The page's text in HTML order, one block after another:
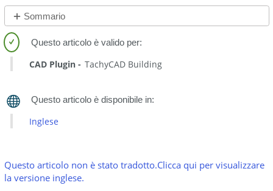
Salva
come
PDF
Sommario
No
intestazioni
CAD Plugin TachyCAD Building
Inglese
Questo articolo non è stato tradotto.Clicca qui per visualizzare
la versione inglese.